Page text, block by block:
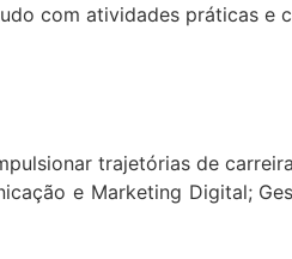
com atividades práticas e
trajetórias de
e Marketing Digital;